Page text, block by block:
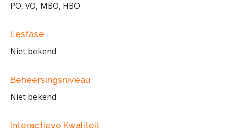
PO, VO, MBO, HBO
Lesfase
Niet bekend
Beheersingsniveau
Niet bekend
Interactieve Kwaliteit